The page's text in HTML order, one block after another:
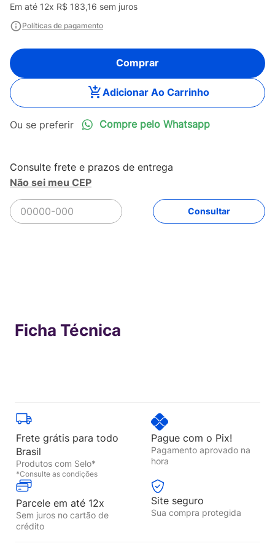
Em até 12x R$ 183,16 sem juros
Políticas de pagamento
Comprar
Adicionar Ao Carrinho
Compre pelo Whatsapp
Não sei meu CEP
Ficha Técnica
Frete grátis para todo
Brasil
Produtos com Selo*
*Consulte as condições
Pague com o Pix!
Pagamento aprovado na
hora
Parcele em até 12x
Sem juros no cartão de
crédito
Site seguro
Sua compra protegida